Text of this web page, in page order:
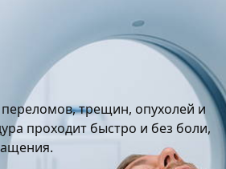
трещин, опухолей и
проходит быстро и без боли,